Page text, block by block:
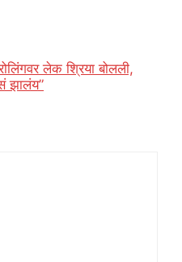
लेक श्रिया बोलली,
झालंय”